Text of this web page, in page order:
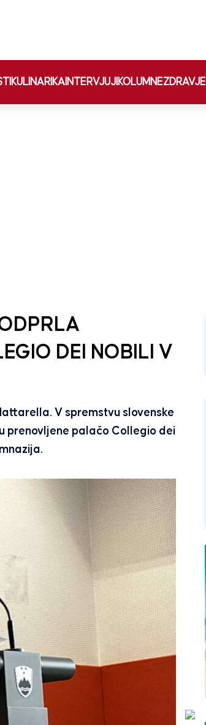
KULINARIKA INTERVJUJI KOLUMNEZDRAVJE
DEI NOBILI V
V spremstvu slovenske
prenovljene palačo Collegio dei